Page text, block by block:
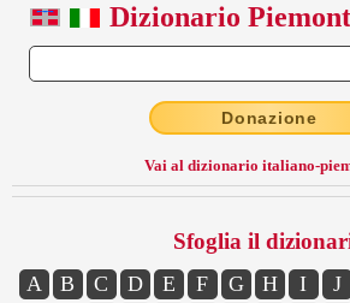
Dizionario
Donazione
Vai al dizionario italiano-
Sfoglia il
A B C D E F G H I J